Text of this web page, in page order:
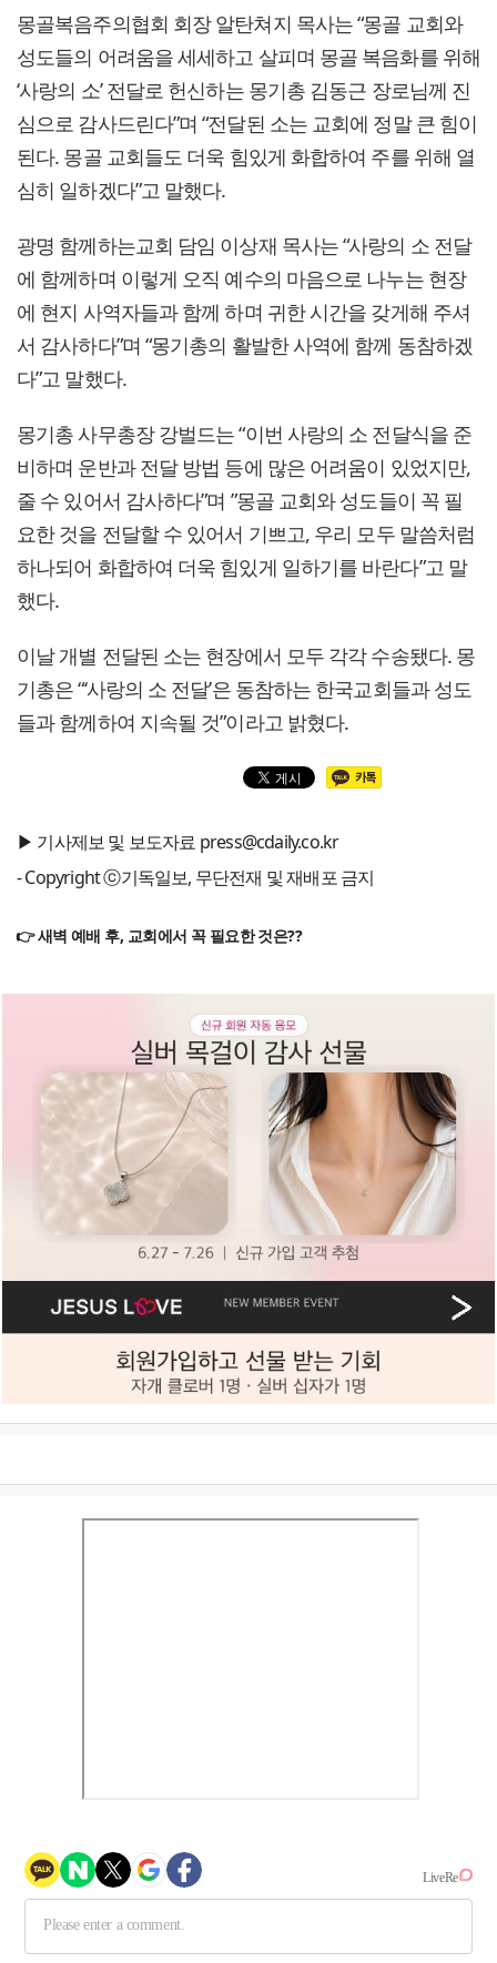
몽골복음주의협회 회장 알탄쳐지 목사는 “몽골 교회와
성도들의 어려움을 세세하고 살피며 몽골 복음화를 위해
‘사랑의 소’ 전달로 헌신하는 몽기총 김동근 장로님께 진
심으로 감사드린다”며 “전달된 소는 교회에 정말 큰 힘이
된다. 몽골 교회들도 더욱 힘있게 화합하여 주를 위해 열
심히 일하겠다”고 말했다.
광명 함께하는교회 담임 이상재 목사는 “사랑의 소 전달
에 함께하며 이렇게 오직 예수의 마음으로 나누는 현장
에 현지 사역자들과 함께 하며 귀한 시간을 갖게해 주셔
서 감사하다”며 “몽기총의 활발한 사역에 함께 동참하겠
다”고 말했다.
몽기총 사무총장 강벌드는 “이번 사랑의 소 전달식을 준
비하며 운반과 전달 방법 등에 많은 어려움이 있었지만,
줄 수 있어서 감사하다”며 ”몽골 교회와 성도들이 꼭 필
요한 것을 전달할 수 있어서 기쁘고, 우리 모두 말씀처럼
하나되어 화합하여 더욱 힘있게 일하기를 바란다”고 말
했다.
이날 개별 전달된 소는 현장에서 모두 각각 수송됐다. 몽
기총은 “‘사랑의 소 전달’은 동참하는 한국교회들과 성도
들과 함께하여 지속될 것”이라고 밝혔다.
▶ 기사제보 및 보도자료 press@cdaily.co.kr
- Copyright ⓒ기독일보, 무단전재 및 재배포 금지
👉 새벽 예배 후, 교회에서 꼭 필요한 것은??